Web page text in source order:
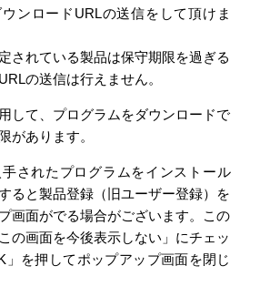
ンロードURLの送信をして頂けま
されている製品は保守期限を過ぎる
の送信は行えません。
して、プログラムをダウンロードで
があります。
されたプログラムをインストール
ると製品登録（旧ユーザー登録）を
画面がでる場合がございます。この
の画面を今後表示しない」にチェッ
」を押してポップアップ画面を閉じ